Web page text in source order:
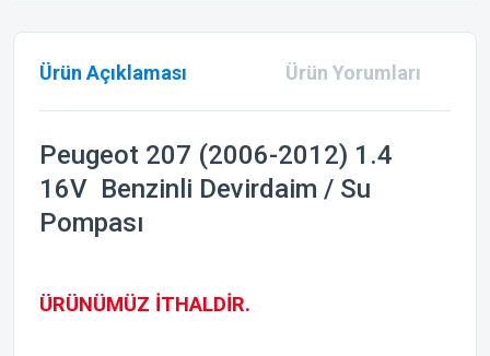
Ürün Açıklaması Ürün Yorumları
Peugeot 207 (2006-2012) 1.4
16V Benzinli Devirdaim / Su
Pompası
ÜRÜNÜMÜZ İTHALDİR.